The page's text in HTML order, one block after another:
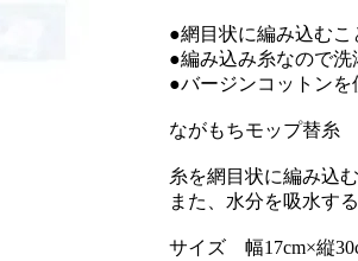
●網目状に編み込む
●編み込み糸なので
●バージンコットンを
ながもちモップ替糸
糸を網目状に編み込
また、水分を吸水す
サイズ 幅17cm×縦